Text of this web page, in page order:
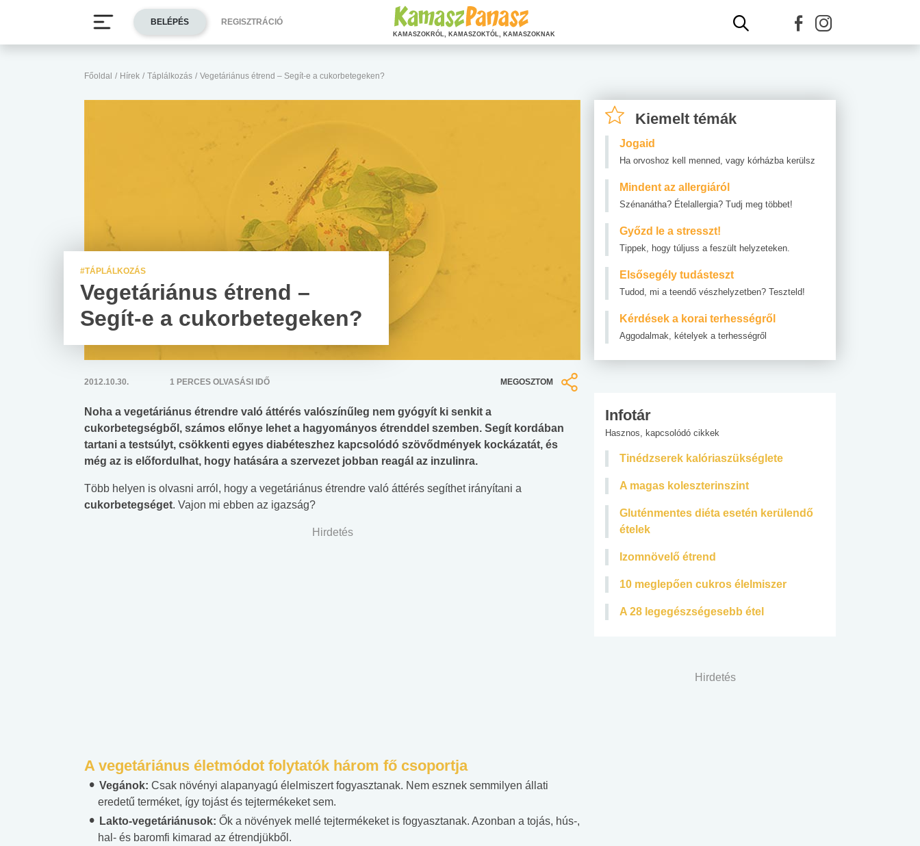
Főoldal / Hírek / Táplálkozás / Vegetáriánus étrend – Segít-e a cukorbetegeken?
#TÁPLÁLKOZÁS
Vegetáriánus étrend –
Segít-e a cukorbetegeken?
2012.10.30. 1 PERCES OLVASÁSI IDŐ MEGOSZTOM
Noha a vegetáriánus étrendre való áttérés valószínűleg nem gyógyít ki senkit a
cukorbetegségből, számos előnye lehet a hagyományos étrenddel szemben. Segít kordában
tartani a testsúlyt, csökkenti egyes diabéteszhez kapcsolódó szövődmények kockázatát, és
még az is előfordulhat, hogy hatására a szervezet jobban reagál az inzulinra.
Több helyen is olvasni arról, hogy a vegetáriánus étrendre való áttérés segíthet irányítani a
cukorbetegséget. Vajon mi ebben az igazság?
Hirdetés
A vegetáriánus életmódot folytatók három fő csoportja
Vegánok: Csak növényi alapanyagú élelmiszert fogyasztanak. Nem esznek semmilyen állati
eredetű terméket, így tojást és tejtermékeket sem.
Lakto-vegetáriánusok: Ők a növények mellé tejtermékeket is fogyasztanak. Azonban a tojás, hús-,
hal- és baromfi kimarad az étrendjükből.
Kiemelt témák
Jogaid
Ha orvoshoz kell menned, vagy kórházba kerülsz
Mindent az allergiáról
Szénanátha? Ételallergia? Tudj meg többet!
Győzd le a stresszt!
Tippek, hogy túljuss a feszült helyzeteken.
Elsősegély tudásteszt
Tudod, mi a teendő vészhelyzetben? Teszteld!
Kérdések a korai terhességről
Aggodalmak, kételyek a terhességről
Infotár
Hasznos, kapcsolódó cikkek
Tinédzserek kalóriaszükséglete
A magas koleszterinszint
Gluténmentes diéta esetén kerülendő
ételek
Izomnövelő étrend
10 meglepően cukros élelmiszer
A 28 legegészségesebb étel
Hirdetés
BELÉPÉS REGISZTRÁCIÓ
KAMASZOKRÓL, KAMASZOKTÓL, KAMASZOKNAK